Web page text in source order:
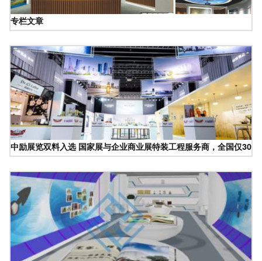
专栏文章
中励展览双料入选 国家展与企业商业展特装工程服务商，全国仅30家